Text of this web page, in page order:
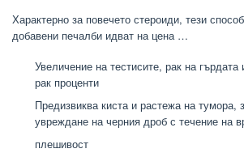
Характерно за повечето стероиди, тези
добавени печалби идват на цена …
Увеличение на тестисите, рак на гърдата
рак проценти
Предизвиква киста и растежа на тумора,
увреждане на черния дроб с течение на
плешивост